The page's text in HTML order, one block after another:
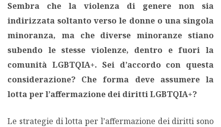
Sembra che la violenza di genere non sia
indirizzata soltanto verso le donne o una singola
minoranza, ma che diverse minoranze stiano
subendo le stesse violenze, dentro e fuori la
comunità LGBTQIA+. Sei d’accordo con questa
considerazione? Che forma deve assumere la
lotta per l’affermazione dei diritti LGBTQIA+?
Le strategie di lotta per l’affermazione dei diritti sono